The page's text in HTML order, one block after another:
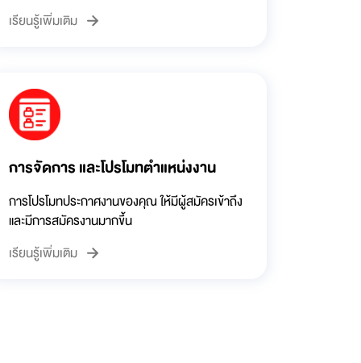
เรียนรู้เพิ่มเติม
การจัดการ และโปรโมทตำแหน่งงาน
การโปรโมทประกาศงานของคุณ ให้มีผู้สมัครเข้าถึง
และมีการสมัครงานมากขึ้น
เรียนรู้เพิ่มเติม